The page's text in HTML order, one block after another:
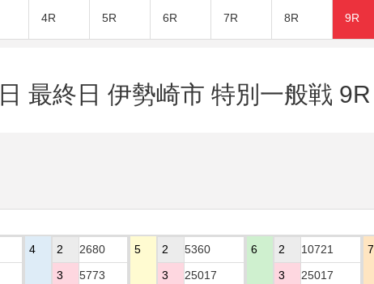
4R 5R 6R 7R 8R 9R
最終日 伊勢崎市 特別一般戦 9R
4 2
2680
3
5773
5 2
5360
3
25017
6 2
10721
3
25017
7